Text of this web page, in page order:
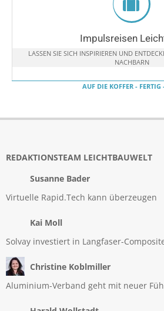
Impulsreisen
LASSEN SIE SICH INSPIRIEREN UND
NACHBARN
AUF DIE KOFFER - FERTIG
REDAKTIONSTEAM LEICHTBAUWELT
Susanne Bader
Virtuelle Rapid.Tech kann überzeugen
Kai Moll
Solvay investiert in Langfaser-
Christine Koblmiller
Aluminium-Verband geht mit neuer